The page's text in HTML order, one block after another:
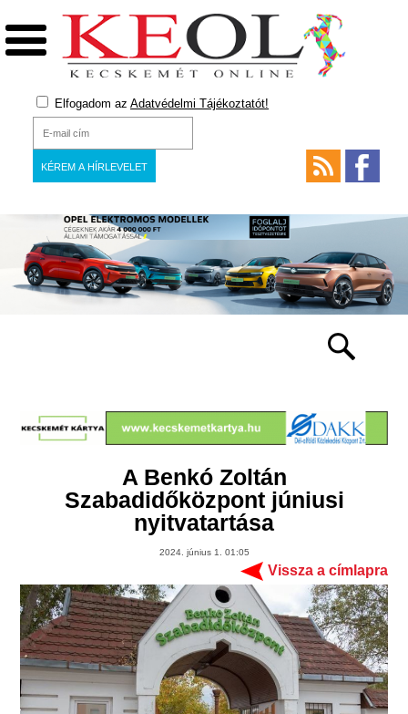
Elfogadom az Adatvédelmi Tájékoztatót!
A Benkó Zoltán
Szabadidőközpont júniusi
nyitvatartása
2024. június 1. 01:05
Vissza a címlapra